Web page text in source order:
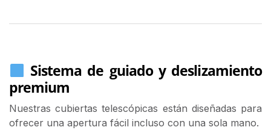
Sistema de guiado y deslizamiento
premium
Nuestras cubiertas telescópicas están diseñadas para
ofrecer una apertura fácil incluso con una sola mano.